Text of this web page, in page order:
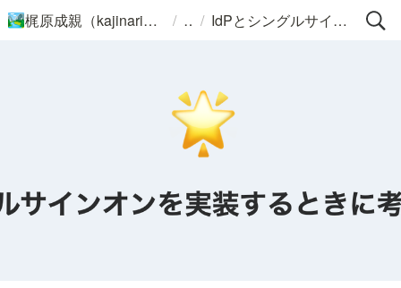
🏞️ 梶原成親（kajinari）のポートフォリオ / / IdPとシングルサインオンを実装する時に考えるステップ